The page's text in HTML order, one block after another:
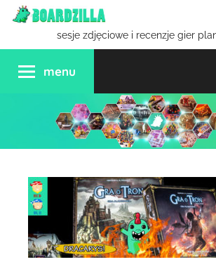
Przejdź
treści
sesje zdjęciowe i recenzje gier
menu